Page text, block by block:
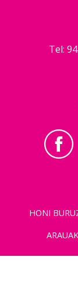
Tel:
HONI
ARAUAK